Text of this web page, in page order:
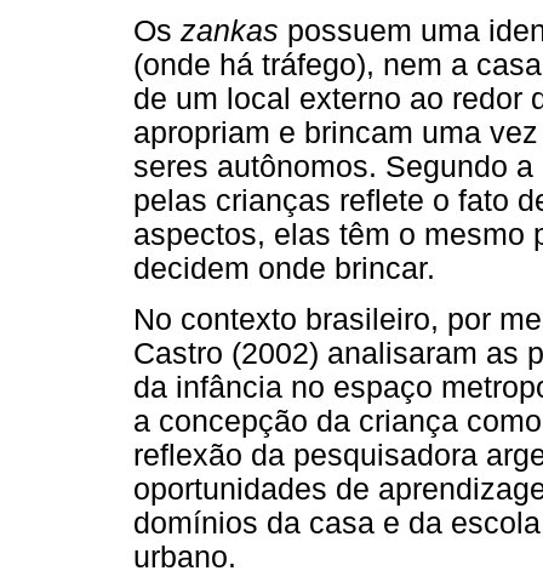
Os zankas possuem uma
(onde há tráfego), nem a
de um local externo ao redor
apropriam e brincam uma
seres autônomos. Segundo
pelas crianças reflete o fato
aspectos, elas têm o mesmo
decidem onde brincar.
No contexto brasileiro, por
Castro (2002) analisaram as
da infância no espaço
a concepção da criança
reflexão da pesquisadora
oportunidades de
domínios da casa e da
urbano.